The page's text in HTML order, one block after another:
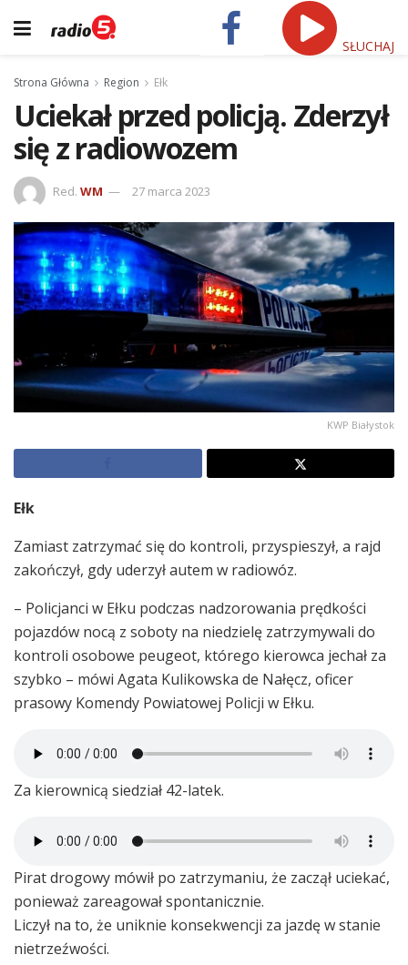
SŁUCHAJ
Strona Główna Region Ełk
Uciekał przed policją. Zderzył
się z radiowozem
Red. WM 27 marca 2023
KWP Białystok
Ełk
Zamiast zatrzymać się do kontroli, przyspieszył, a rajd
zakończył, gdy uderzył autem w radiowóz.
– Policjanci w Ełku podczas nadzorowania prędkości
pojazdów nocą z soboty na niedzielę zatrzymywali do
kontroli osobowe peugeot, którego kierowca jechał za
szybko – mówi Agata Kulikowska de Nałęcz, oficer
prasowy Komendy Powiatowej Policji w Ełku.
Za kierownicą siedział 42-latek.
Pirat drogowy mówił po zatrzymaniu, że zaczął uciekać,
ponieważ zareagował spontanicznie.
Liczył na to, że uniknie konsekwencji za jazdę w stanie
nietrzeźwości.